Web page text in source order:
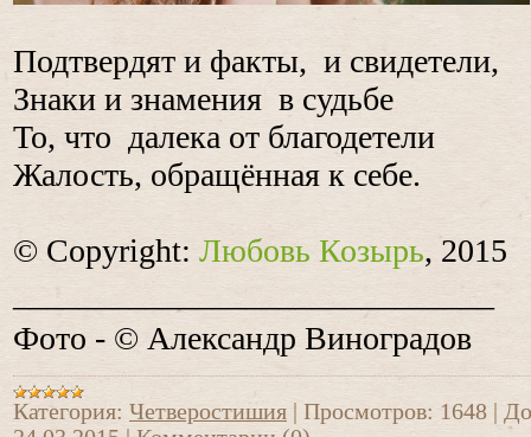
Подтвердят и факты, и свидетели,
Знаки и знамения в судьбе
То, что далека от благодетели
Жалость, обращённая к себе.
© Copyright: Любовь Козырь, 2015
Фото - © Александр Виноградов
Категория: Четверостишия Просмотров: 1648